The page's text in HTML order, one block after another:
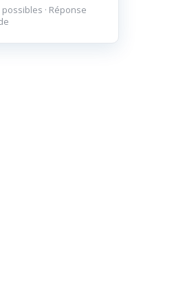
· Réponse